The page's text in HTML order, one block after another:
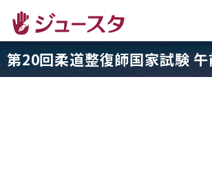
第20回柔道整復師国家試験